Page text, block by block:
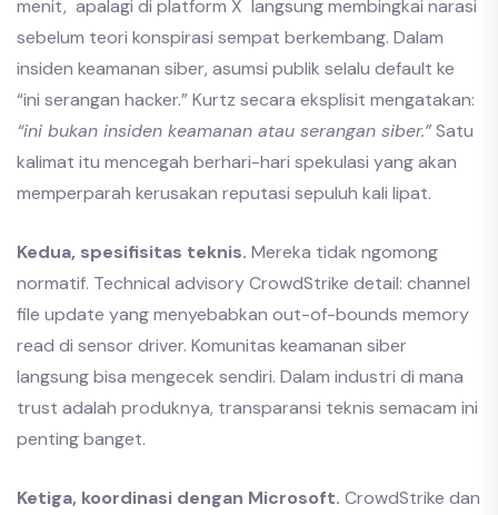
menit, apalagi di platform X langsung membingkai narasi
sebelum teori konspirasi sempat berkembang. Dalam
insiden keamanan siber, asumsi publik selalu default ke
“ini serangan hacker.” Kurtz secara eksplisit mengatakan:
“ini bukan insiden keamanan atau serangan siber.”Satu
kalimat itu mencegah berhari-hari spekulasi yang akan
memperparah kerusakan reputasi sepuluh kali lipat.
Kedua, spesifisitas teknis. Mereka tidak ngomong
normatif. Technical advisory CrowdStrike detail: channel
file update yang menyebabkan out-of-bounds memory
read di sensor driver. Komunitas keamanan siber
langsung bisa mengecek sendiri. Dalam industri di mana
trust adalah produknya, transparansi teknis semacam ini
penting banget.
Ketiga, koordinasi dengan Microsoft. CrowdStrike dan